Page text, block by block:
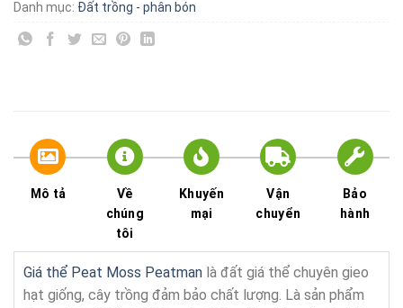
Danh mục: Đất trồng - phân bón
Mô tả
Về
chúng
tôi
Khuyến
mại
Vận
chuyển
Bảo
hành
Giá thể Peat Moss Peatman là đất giá thể chuyên gieo
hạt giống, cây trồng đảm bảo chất lượng. Là sản phẩm